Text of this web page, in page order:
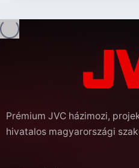
Prémium JVC házimozi,
hivatalos magyarországi